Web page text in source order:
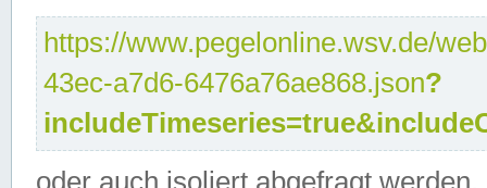
https://www.pegelonline.wsv.de/
43ec-a7d6-6476a76ae868.json?
oder auch isoliert abgefragt werden.